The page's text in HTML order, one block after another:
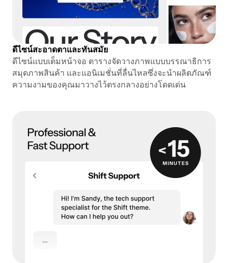
ดีไซน์สะอาดตาและทันสมัย
ดีไซน์แบบเต็มหน้าจอ ตารางจัดวางภาพแบบบรรณาธิการ
สมุดภาพสินค้า และแอนิเมชั่นที่ลื่นไหลซึ่งจะนำผลิตภัณฑ์
ความงามของคุณมาวางไว้ตรงกลางอย่างโดดเด่น